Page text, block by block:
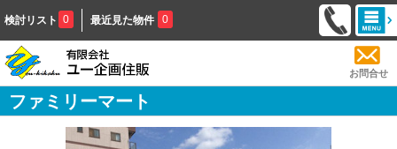
検討リスト 0 最近見た物件 0
お問合せ
ファミリーマート